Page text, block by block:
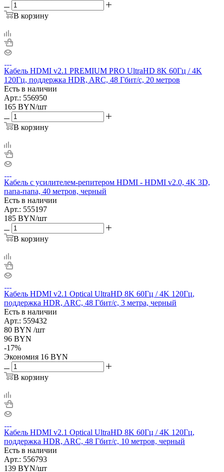
В корзину
Кабель HDMI v2.1 PREMIUM PRO UltraHD 8K 60Гц / 4K
120Гц, поддержка HDR, ARC, 48 Гбит/с, 20 метров
Есть в наличии
Арт.: 556950
165 BYN/шт
В корзину
Кабель с усилителем-репитером HDMI - HDMI v2.0, 4K 3D,
папа-папа, 40 метров, черный
Есть в наличии
Арт.: 555197
185 BYN/шт
В корзину
Кабель HDMI v2.1 Optical UltraHD 8K 60Гц / 4K 120Гц,
поддержка HDR, ARC, 48 Гбит/с, 3 метра, черный
Есть в наличии
Арт.: 559432
80 BYN /шт
96 BYN
-17%
Экономия 16 BYN
В корзину
Кабель HDMI v2.1 Optical UltraHD 8K 60Гц / 4K 120Гц,
поддержка HDR, ARC, 48 Гбит/с, 10 метров, черный
Есть в наличии
Арт.: 556793
139 BYN/шт